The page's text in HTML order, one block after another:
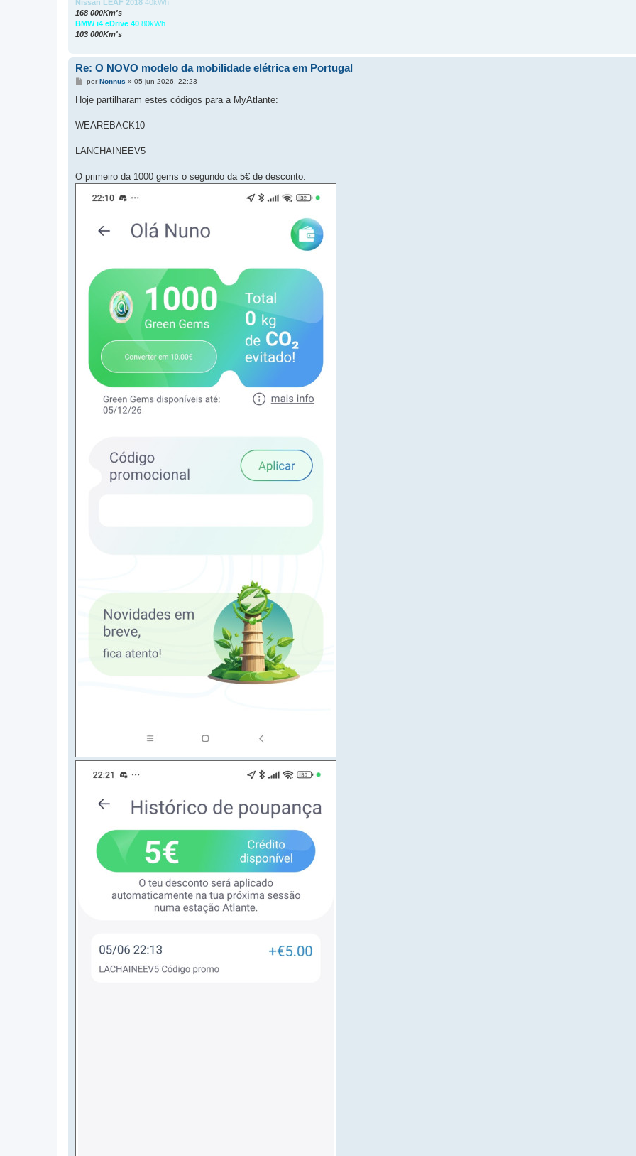
Nissan LEAF 2018 40kWh
168 000Km's
BMW i4 eDrive 40 80kWh
103 000Km's
Re: O NOVO modelo da mobilidade elétrica em Portugal
M
n
s
g
porNonnus » 05 jun 2026, 22:23
Hoje partilharam estes códigos para a MyAtlante:
WEAREBACK10
LANCHAINEEV5
O primeiro da 1000 gems o segundo da 5€ de desconto.